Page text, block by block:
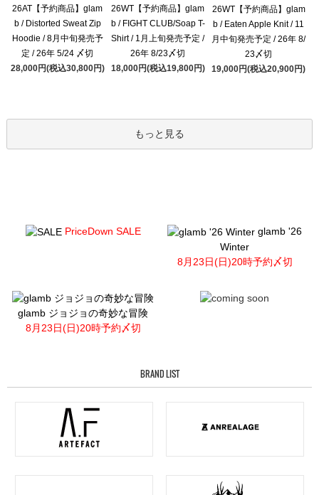
26AT【予約商品】glam
b / Distorted Sweat Zip
Hoodie / 8月中旬発売予
定 / 26年 5/24 〆切
28,000円(税込30,800円)
26WT【予約商品】glam
b / FIGHT CLUB/Soap T-
Shirt / 1月上旬発売予定 /
26年 8/23〆切
18,000円(税込19,800円)
26WT【予約商品】glam
b / Eaten Apple Knit / 11
月中旬発売予定 / 26年 8/
23〆切
19,000円(税込20,900円)
もっと見る
PriceDown SALE
glamb '26
Winter
8月23日(日)20時予約〆切
glamb ジョジョの奇妙な冒険
8月23日(日)20時予約〆切
BRAND LIST